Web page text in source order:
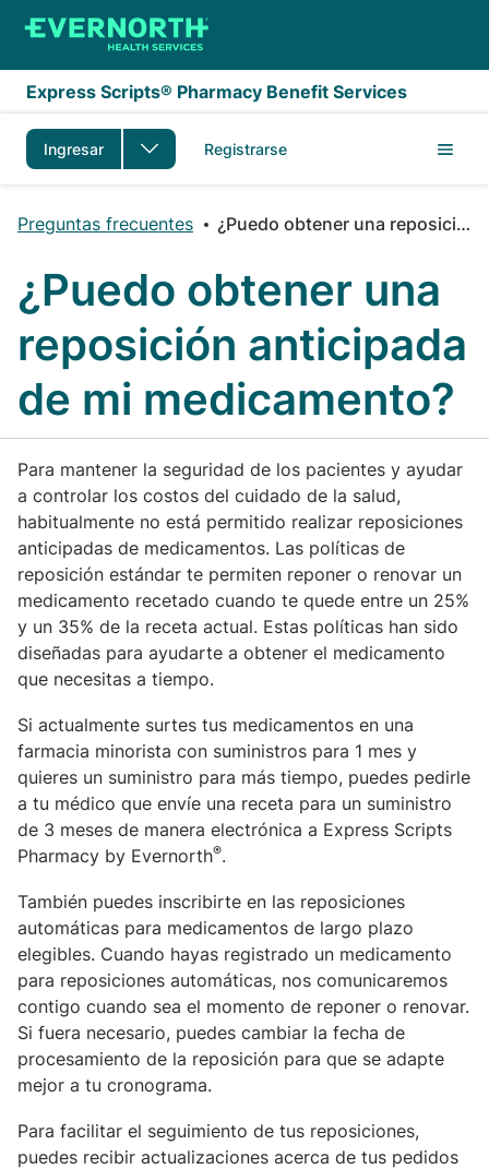
Saltar al contenido principal
Express Scripts® Pharmacy Benefit Services
Ingresar Registrarse
Preguntas frecuentes ¿Puedo obtener una reposición anticipada de mi medicamento?
¿Puedo obtener una
reposición anticipada
de mi medicamento?
Para mantener la seguridad de los pacientes y ayudar
a controlar los costos del cuidado de la salud,
habitualmente no está permitido realizar reposiciones
anticipadas de medicamentos. Las políticas de
reposición estándar te permiten reponer o renovar un
medicamento recetado cuando te quede entre un 25%
y un 35% de la receta actual. Estas políticas han sido
diseñadas para ayudarte a obtener el medicamento
que necesitas a tiempo.
Si actualmente surtes tus medicamentos en una
farmacia minorista con suministros para 1 mes y
quieres un suministro para más tiempo, puedes pedirle
a tu médico que envíe una receta para un suministro
de 3 meses de manera electrónica a Express Scripts
Pharmacy by Evernorth®.
También puedes inscribirte en las reposiciones
automáticas para medicamentos de largo plazo
elegibles. Cuando hayas registrado un medicamento
para reposiciones automáticas, nos comunicaremos
contigo cuando sea el momento de reponer o renovar.
Si fuera necesario, puedes cambiar la fecha de
procesamiento de la reposición para que se adapte
mejor a tu cronograma.
Para facilitar el seguimiento de tus reposiciones,
puedes recibir actualizaciones acerca de tus pedidos